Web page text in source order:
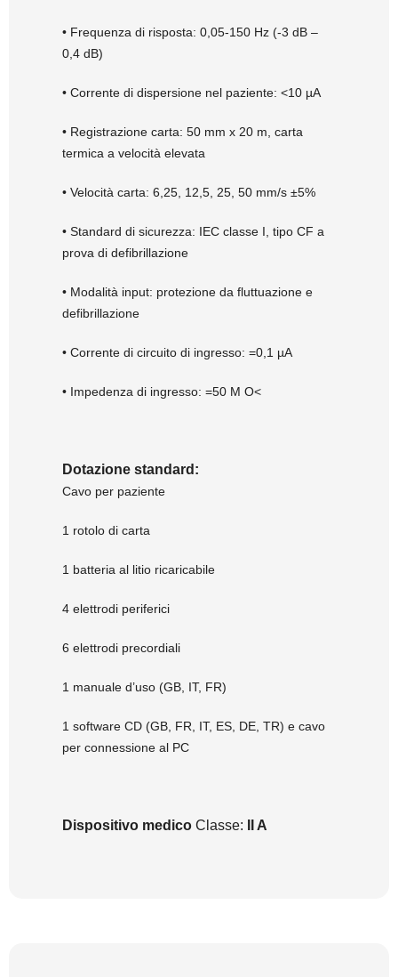
• Frequenza di risposta: 0,05-150 Hz (-3 dB –
0,4 dB)
• Corrente di dispersione nel paziente: <10 µA
• Registrazione carta: 50 mm x 20 m, carta
termica a velocità elevata
• Velocità carta: 6,25, 12,5, 25, 50 mm/s ±5%
• Standard di sicurezza: IEC classe I, tipo CF a
prova di defibrillazione
• Modalità input: protezione da fluttuazione e
defibrillazione
• Corrente di circuito di ingresso: =0,1 µA
• Impedenza di ingresso: =50 M O<
Dotazione standard:
Cavo per paziente
1 rotolo di carta
1 batteria al litio ricaricabile
4 elettrodi periferici
6 elettrodi precordiali
1 manuale d’uso (GB, IT, FR)
1 software CD (GB, FR, IT, ES, DE, TR) e cavo
per connessione al PC
Dispositivo medico Classe: II A